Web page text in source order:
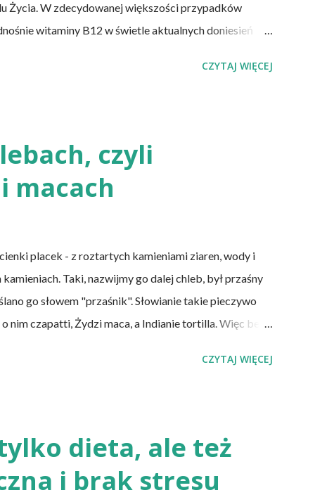
Życia. W zdecydowanej większości przypadków
witaminy B12 w świetle aktualnych doniesień
znajdują się miedzy innymi weganie (ludzie,
i jajka), osoby po 50 roku życia, niezależnie od
żołądka lub którym wycięto dolną część jelita
Inni, w tym np. osoby chorujące na cukrzycę, a także
CZYTAJ WIĘCEJ
czyli
macach
placek - z roztartych kamieniami ziaren, wody i
Taki, nazwijmy go dalej chleb, był przaśny
go słowem "przaśnik". Słowianie takie pieczywo
nim czapatti, Żydzi maca, a Indianie tortilla. Więc bez
ani drożdży, ani zakwasu. Świeże, przaśne
niekwaszony chleb. Najprostszy przepis na
Z tych składników zagnieść ciasto, dodając mąkę
Z kolei r...
CZYTAJ WIĘCEJ
dieta, ale też
i brak stresu